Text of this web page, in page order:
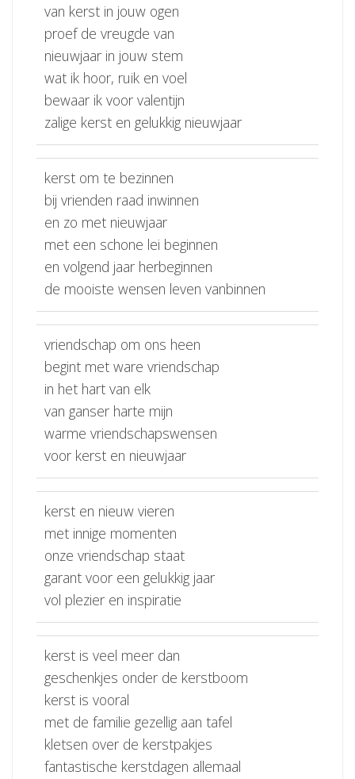
van kerst in jouw ogen
proef de vreugde van
nieuwjaar in jouw stem
wat ik hoor, ruik en voel
bewaar ik voor valentijn
zalige kerst en gelukkig nieuwjaar
kerst om te bezinnen
bij vrienden raad inwinnen
en zo met nieuwjaar
met een schone lei beginnen
en volgend jaar herbeginnen
de mooiste wensen leven vanbinnen
vriendschap om ons heen
begint met ware vriendschap
in het hart van elk
van ganser harte mijn
warme vriendschapswensen
voor kerst en nieuwjaar
kerst en nieuw vieren
met innige momenten
onze vriendschap staat
garant voor een gelukkig jaar
vol plezier en inspiratie
kerst is veel meer dan
geschenkjes onder de kerstboom
kerst is vooral
met de familie gezellig aan tafel
kletsen over de kerstpakjes
fantastische kerstdagen allemaal